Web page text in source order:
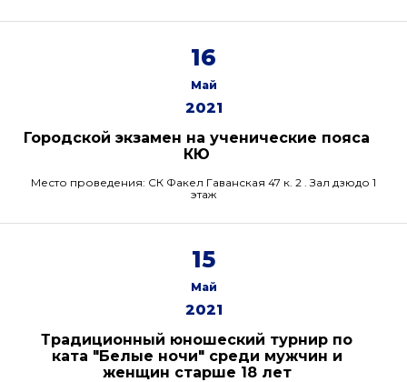
16
Май
2021
Городской экзамен на ученические пояса
КЮ
Место проведения: СК Факел Гаванская 47 к. 2 . Зал дзюдо 1
этаж
15
Май
2021
Традиционный юношеский турнир по
ката "Белые ночи" среди мужчин и
женщин старше 18 лет